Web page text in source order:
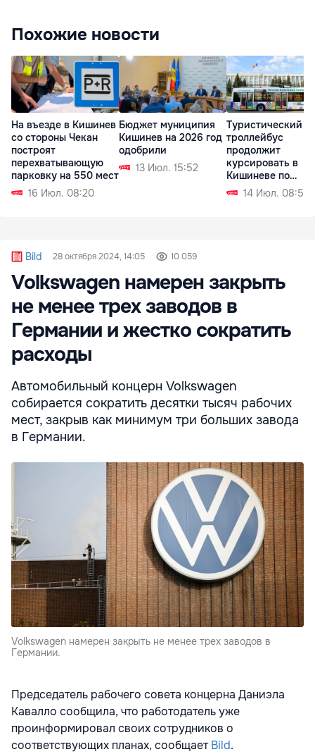
Похожие новости
На въезде в Кишинев
со стороны Чекан
построят
перехватывающую
парковку на 550 мест
16 Июл. 08:20
Бюджет муниципия
Кишинев на 2026 год
одобрили
13 Июл. 15:52
Туристический
троллейбус
продолжит
курсировать в
Кишиневе по
выходным
14 Июл. 08:51
Bild 28 октября 2024, 14:05 10 059
Volkswagen намерен закрыть
не менее трех заводов в
Германии и жестко сократить
расходы
Автомобильный концерн Volkswagen
собирается сократить десятки тысяч рабочих
мест, закрыв как минимум три больших завода
в Германии.
Volkswagen намерен закрыть не менее трех заводов в
Германии.
Председатель рабочего совета концерна Даниэла
Кавалло сообщила, что работодатель уже
проинформировал своих сотрудников о
соответствующих планах, сообщаетBild.